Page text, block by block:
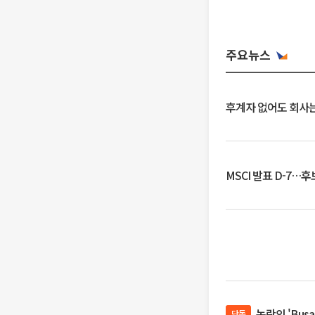
주요뉴스
후계자 없어도 회사
MSCI 발표 D-7…후